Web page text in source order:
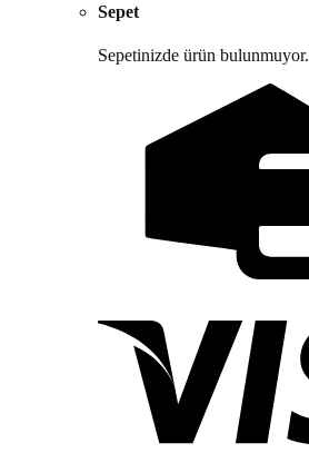
Sepet
Sepetinizde ürün bulunmuyor.